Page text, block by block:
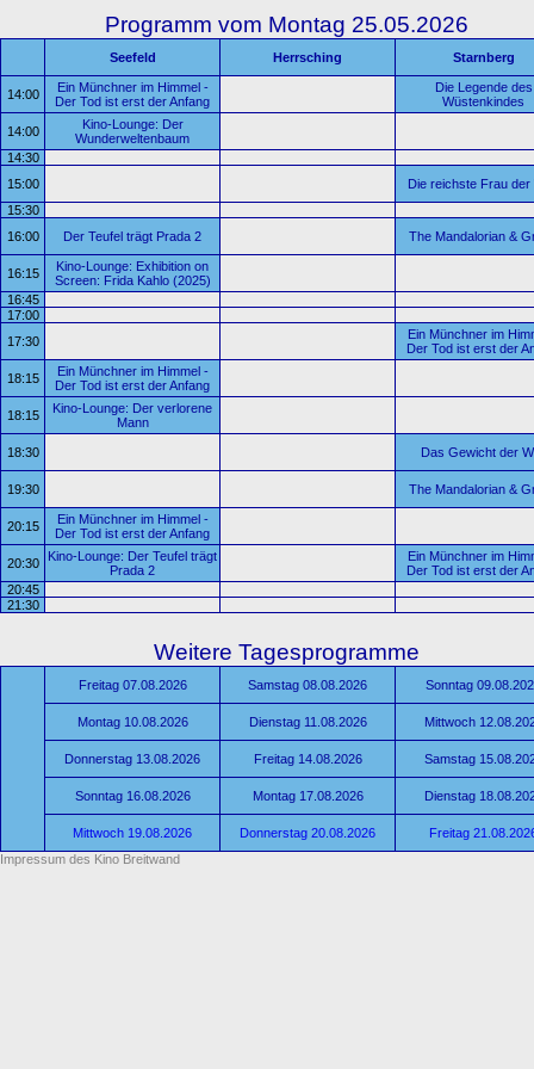
Programm vom Montag 25.05.2026
Seefeld Herrsching Starnberg
14:00
Ein Münchner im Himmel -
Der Tod ist erst der Anfang
Die Legende des
Wüstenkindes
14:00
Kino-Lounge: Der
Wunderweltenbaum
14:30
15:00
Die reichste Frau der
15:30
16:00
Der Teufel trägt Prada 2 The Mandalorian &
16:15
Kino-Lounge: Exhibition on
Screen: Frida Kahlo (2025)
16:45
17:00
17:30
Ein Münchner im
Der Tod ist erst der
18:15
Ein Münchner im Himmel -
Der Tod ist erst der Anfang
18:15
Kino-Lounge: Der verlorene
Mann
18:30 Das Gewicht der
19:30 The Mandalorian &
20:15
Ein Münchner im Himmel -
Der Tod ist erst der Anfang
20:30
Kino-Lounge: Der Teufel trägt
Prada 2
Ein Münchner im
Der Tod ist erst der
20:45
21:30
Weitere Tagesprogramme
Freitag 07.08.2026 Samstag 08.08.2026 Sonntag
Montag 10.08.2026 Dienstag 11.08.2026 Mittwoch
Donnerstag 13.08.2026 Freitag 14.08.2026 Samstag
Sonntag 16.08.2026 Montag 17.08.2026 Dienstag
Mittwoch 19.08.2026 Donnerstag 20.08.2026
Freitag
Impressum des Kino Breitwand